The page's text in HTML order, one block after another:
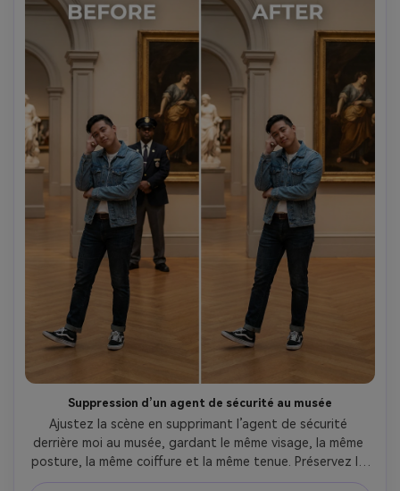
Suppression d’un agent de sécurité au musée
Ajustez la scène en supprimant l’agent de sécurité
derrière moi au musée, gardant le même visage, la même
posture, la même coiffure et la même tenue. Préservez la
lumière de la galerie, la texture des murs et les lignes